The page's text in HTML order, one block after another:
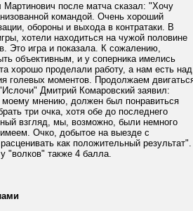
после матча сказал: "Хочу
командой. Очень хороший
обороны и выхода в контратаки. В
хотели находиться на чужой половине
Это игра и показала. К сожалению,
объективным, и у соперника имелись
хорошо проделали работу, а нам есть над
голевых моментов. Продолжаем
Дмитрий Комаровский заявил:
мнению, должен был понравиться
три очка, хотя обе до последнего
взгляд, мы, возможно, были немного
Очко, добытое на выезде с
как положительный результат".
"волков" также 4 балла.